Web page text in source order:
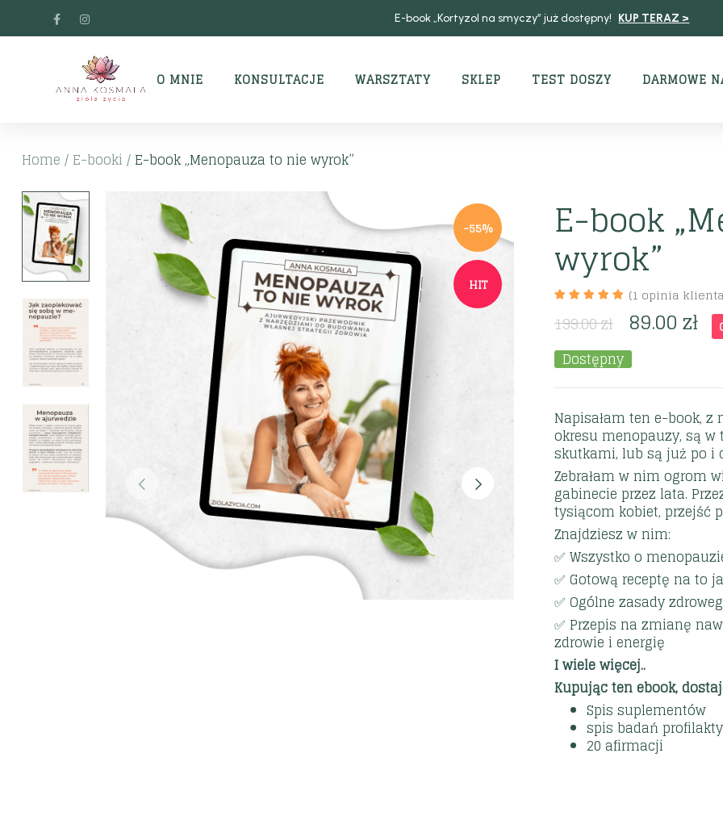
E-book „Kortyzol na smyczy” już dostępny! KUP TERAZ >
O MNIE KONSULTACJE WARSZTATY SKLEP TEST DOSZY DARMOWE
Home / E-booki / E-book „Menopauza to nie wyrok”
-55%
HIT
E-book
wyrok”
(1 opinia
199.00zł 89.00zł
Dostępny
Napisałam ten e-book,
okresu menopauzy, są
skutkami, lub są już po i
Zebrałam w nim ogrom
gabinecie przez lata.
tysiącom kobiet, przejść
Znajdziesz w nim:
✅ Wszystko o
✅ Gotową receptę na to
✅ Ogólne zasady
✅ Przepis na zmianę
zdrowie i energię
I wiele więcej..
Kupując ten ebook,
Spis suplementów
spis badań
20 afirmacji